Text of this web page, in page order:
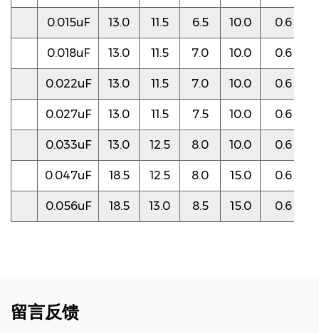
0.015uF 13.0 11.5 6.5 10.0 0.6
0.018uF 13.0 11.5 7.0 10.0 0.6
0.022uF 13.0 11.5 7.0 10.0 0.6
0.027uF 13.0 11.5 7.5 10.0 0.6
0.033uF 13.0 12.5 8.0 10.0 0.6
0.047uF 18.5 12.5 8.0 15.0 0.6
0.056uF 18.5 13.0 8.5 15.0 0.6
留言反馈